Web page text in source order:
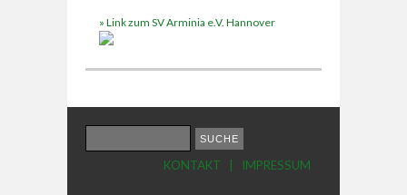
» Link zum SV Arminia e.V. Hannover
KONTAKT IMPRESSUM